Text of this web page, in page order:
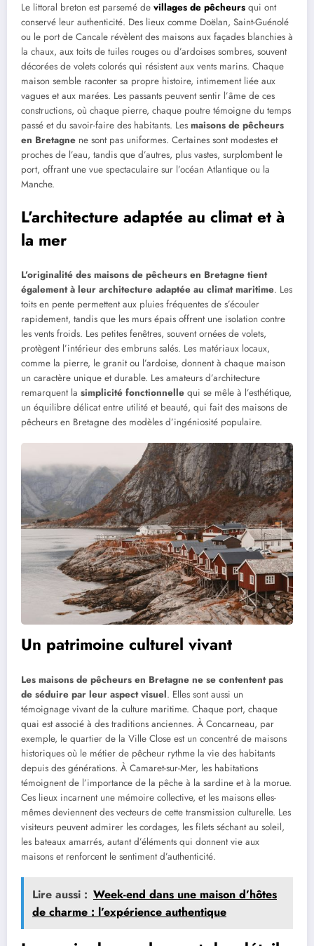
Le littoral breton est parsemé de villages de pêcheurs qui ont
conservé leur authenticité. Des lieux comme Doëlan, Saint-Guénolé
ou le port de Cancale révèlent des maisons aux façades blanchies à
la chaux, aux toits de tuiles rouges ou d’ardoises sombres, souvent
décorées de volets colorés qui résistent aux vents marins. Chaque
maison semble raconter sa propre histoire, intimement liée aux
vagues et aux marées. Les passants peuvent sentir l’âme de ces
constructions, où chaque pierre, chaque poutre témoigne du temps
passé et du savoir-faire des habitants. Les maisons de pêcheurs
en Bretagne ne sont pas uniformes. Certaines sont modestes et
proches de l’eau, tandis que d’autres, plus vastes, surplombent le
port, offrant une vue spectaculaire sur l’océan Atlantique ou la
Manche.
L’architecture adaptée au climat et à
la mer
L’originalité des maisons de pêcheurs en Bretagne tient
également à leur architecture adaptée au climat maritime. Les
toits en pente permettent aux pluies fréquentes de s’écouler
rapidement, tandis que les murs épais offrent une isolation contre
les vents froids. Les petites fenêtres, souvent ornées de volets,
protègent l’intérieur des embruns salés. Les matériaux locaux,
comme la pierre, le granit ou l’ardoise, donnent à chaque maison
un caractère unique et durable. Les amateurs d’architecture
remarquent la simplicité fonctionnelle qui se mêle à l’esthétique,
un équilibre délicat entre utilité et beauté, qui fait des maisons de
pêcheurs en Bretagne des modèles d’ingéniosité populaire.
Un patrimoine culturel vivant
Les maisons de pêcheurs en Bretagne ne se contentent pas
de séduire par leur aspect visuel. Elles sont aussi un
témoignage vivant de la culture maritime. Chaque port, chaque
quai est associé à des traditions anciennes. À Concarneau, par
exemple, le quartier de la Ville Close est un concentré de maisons
historiques où le métier de pêcheur rythme la vie des habitants
depuis des générations. À Camaret-sur-Mer, les habitations
témoignent de l’importance de la pêche à la sardine et à la morue.
Ces lieux incarnent une mémoire collective, et les maisons elles-
mêmes deviennent des vecteurs de cette transmission culturelle. Les
visiteurs peuvent admirer les cordages, les filets séchant au soleil,
les bateaux amarrés, autant d’éléments qui donnent vie aux
maisons et renforcent le sentiment d’authenticité.
Lire aussi : Week-end dans une maison d’hôtes
de charme : l’expérience authentique